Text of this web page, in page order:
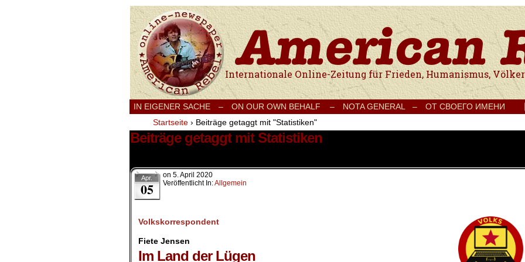
Internationale Onlinezeitung für Frieden, Humanismus, Völkerverständigung und
IN EIGENER SACHE – ON OUR OWN BEHALF – NOTA GENERAL – ОТ СВОЕГО ИМЕНИ
Startseite › Beiträge getaggt mit "Statistiken"
Beiträge getaggt mit Statistiken
Apr.
05
on 5. April 2020
Veröffentlicht In:Allgemein
Volkskorrespondent
Fiete Jensen
Im Land der Lügen